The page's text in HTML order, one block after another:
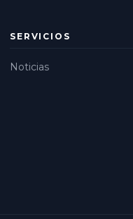
SERVICIOS
Noticias